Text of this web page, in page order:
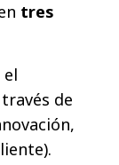
tres
de